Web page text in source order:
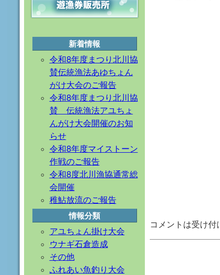
コメントは受け付
新着情報
令和8年度まつり北川協
賛伝統漁法あゆちょん
がけ大会のご報告
令和8年度まつり北川協
賛 伝統漁法アユちょ
んがけ大会開催のお知
らせ
令和8年度マイストーン
作戦のご報告
令和8度北川漁協通常総
会開催
稚鮎放流のご報告
情報分類
アユちょん掛け大会
ウナギ石倉造成
その他
ふれあい魚釣り大会